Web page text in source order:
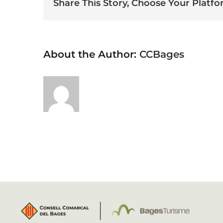
Share This Story, Choose Your
About the Author: CCBages